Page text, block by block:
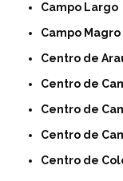
Campo Largo
Campo Magro
Centro de
Centro de
Centro de
Centro de
Centro de